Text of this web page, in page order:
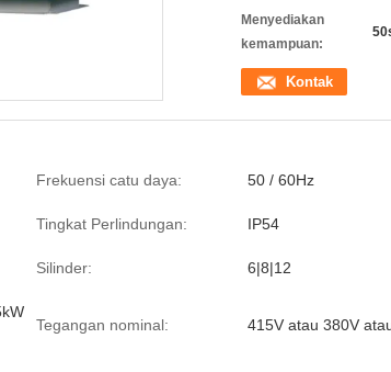
Menyediakan
kemampuan:
Kontak
Frekuensi catu daya: 50 / 60Hz
Tingkat Perlindungan: IP54
Silinder: 6|8|12
Tegangan nominal: 415V atau 380V